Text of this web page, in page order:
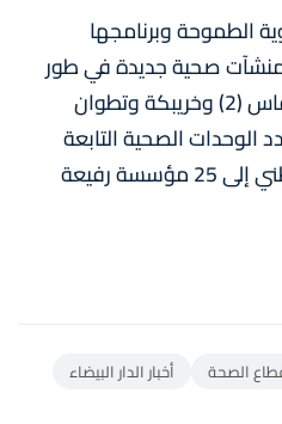
الطموحة وبرنامجها
الإرادي، توجد 7 منشآت صحية جديدة في طور
الإنجاز بكل من المحمدية وفاس (2) وخريبكة وتطوان
عدد الوحدات الصحية التابعة
للمجموعة على الصعيد الوطني إلى 25 مؤسسة رفيعة
الصحة
أخبار الدار البيضاء